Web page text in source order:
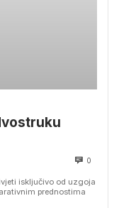
0
isključivo od uzgoja
prednostima